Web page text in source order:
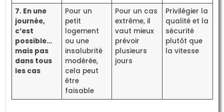
7. En une
journée,
c’est
possible…
mais pas
dans tous
les cas
Pour un
petit
logement
ou une
insalubrité
modérée,
cela peut
être
faisable
Pour un cas
extrême, il
vaut mieux
prévoir
plusieurs
jours
Privilégier la
qualité et la
sécurité
plutôt que
la vitesse